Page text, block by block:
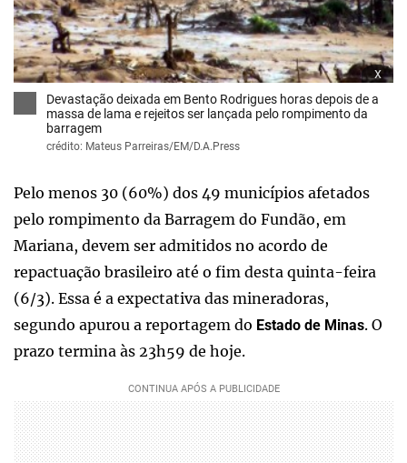
x
Devastação deixada em Bento Rodrigues horas depois de a
massa de lama e rejeitos ser lançada pelo rompimento da
barragem
crédito: Mateus Parreiras/EM/D.A.Press
Pelo menos 30 (60%) dos 49 municípios afetados
pelo rompimento da Barragem do Fundão, em
Mariana, devem ser admitidos no acordo de
repactuação brasileiro até o fim desta quinta-feira
(6/3). Essa é a expectativa das mineradoras,
segundo apurou a reportagem do Estado de Minas. O
prazo termina às 23h59 de hoje.